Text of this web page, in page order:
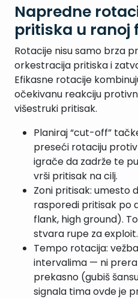
Napredne
pritiska u ranoj
Rotacije nisu samo brza
orkestracija pritiska i
Efikasne rotacije
očekivanu reakciju
višestruki pritisak.
Planiraj “cut-off”
preseći rotaciju
igrače da zadrže te
vrši pritisak na cilj.
Zoni pritisak: umesto
rasporedi pritisak po
flank, high ground).
stvara rupe za exploit.
Tempo rotacija:
intervalima — ni
prekasno (gubiš
signala tima ovde je